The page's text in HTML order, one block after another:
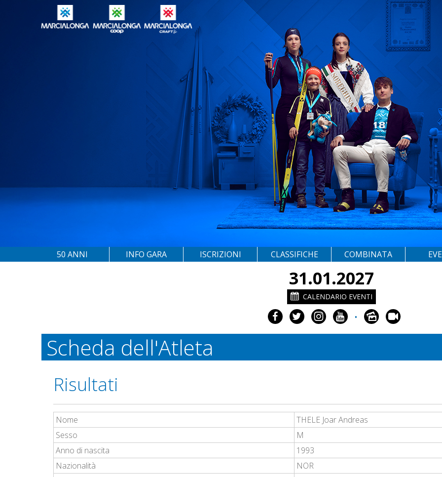
50 ANNI INFO GARA ISCRIZIONI CLASSIFICHE COMBINATA
31.01.2027
CALENDARIO EVENTI
•
Scheda dell'Atleta
Risultati
Nome
THELE Joar Andreas
Sesso
M
Anno di nascita
1993
Nazionalità
NOR